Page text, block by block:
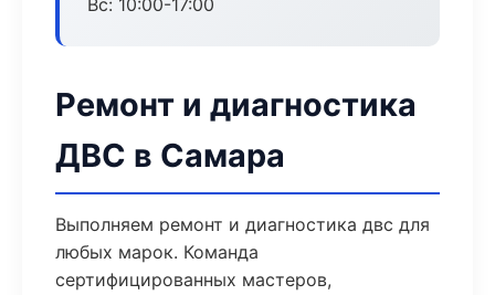
Вс: 10:00-17:00
Ремонт и диагностика
ДВС в Самара
Выполняем ремонт и диагностика двс для
любых марок. Команда
сертифицированных мастеров,